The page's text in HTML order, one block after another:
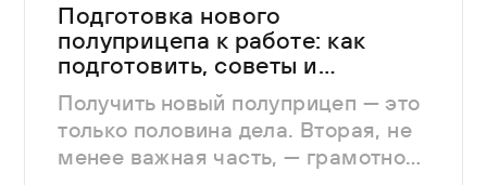
Подготовка нового
полуприцепа к работе: как
подготовить, советы и
рекомендации
Получить новый полуприцеп — это
только половина дела. Вторая, не
менее важная часть, — грамотно